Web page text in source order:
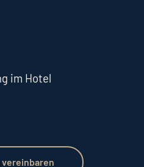
im Hotel
vereinbaren